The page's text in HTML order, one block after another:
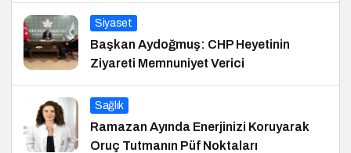
Siyaset
Başkan Aydoğmuş: CHP Heyetinin
Ziyareti Memnuniyet Verici
Sağlık
Ramazan Ayında Enerjinizi Koruyarak
Oruç Tutmanın Püf Noktaları